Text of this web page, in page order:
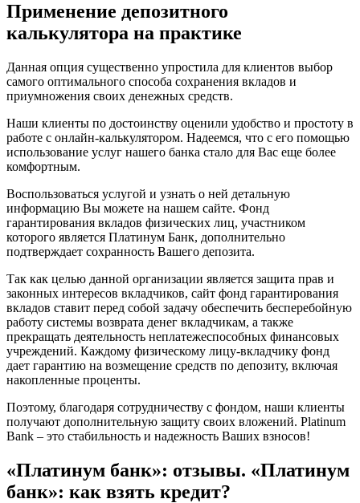
Применение депозитного
калькулятора на практике
Данная опция существенно упростила для клиентов выбор
самого оптимального способа сохранения вкладов и
приумножения своих денежных средств.
Наши клиенты по достоинству оценили удобство и простоту в
работе с онлайн-калькулятором. Надеемся, что с его помощью
использование услуг нашего банка стало для Вас еще более
комфортным.
Воспользоваться услугой и узнать о ней детальную
информацию Вы можете на нашем сайте. Фонд
гарантирования вкладов физических лиц, участником
которого является Платинум Банк, дополнительно
подтверждает сохранность Вашего депозита.
Так как целью данной организации является защита прав и
законных интересов вкладчиков, сайт фонд гарантирования
вкладов ставит перед собой задачу обеспечить бесперебойную
работу системы возврата денег вкладчикам, а также
прекращать деятельность неплатежеспособных финансовых
учреждений. Каждому физическому лицу-вкладчику фонд
дает гарантию на возмещение средств по депозиту, включая
накопленные проценты.
Поэтому, благодаря сотрудничеству с фондом, наши клиенты
получают дополнительную защиту своих вложений. Platinum
Bank – это стабильность и надежность Ваших взносов!
«Платинум банк»: отзывы. «Платинум
банк»: как взять кредит?